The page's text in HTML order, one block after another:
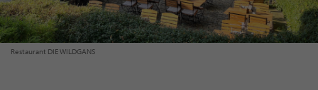
Restaurant DIE WILDGANS